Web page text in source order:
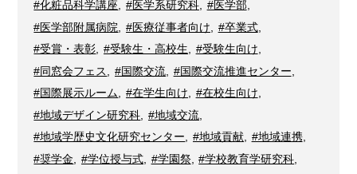
#化粧品科学講座
#医学系研究科, #医学部,
#医学部附属病院
#医療従事者向け #卒業式,
#受賞・表彰
#受験生・高校生 #受験生向け
#同窓会フェス
#国際交流, #国際交流推進センター
#国際展示ルーム
#在学生向け #在校生向け
#地域デザイン研究科
#地域交流,
#地域学歴史文化研究センター, #地域貢献, #地域連携,
#奨学金
#学位授与式, #学園祭, #学校教育学研究科